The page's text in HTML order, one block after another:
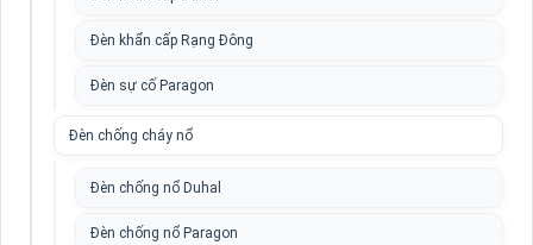
Đèn khẩn cấp Rạng Đông
Đèn sự cố Paragon
Đèn chống cháy nổ
Đèn chống nổ Duhal
Đèn chống nổ Paragon